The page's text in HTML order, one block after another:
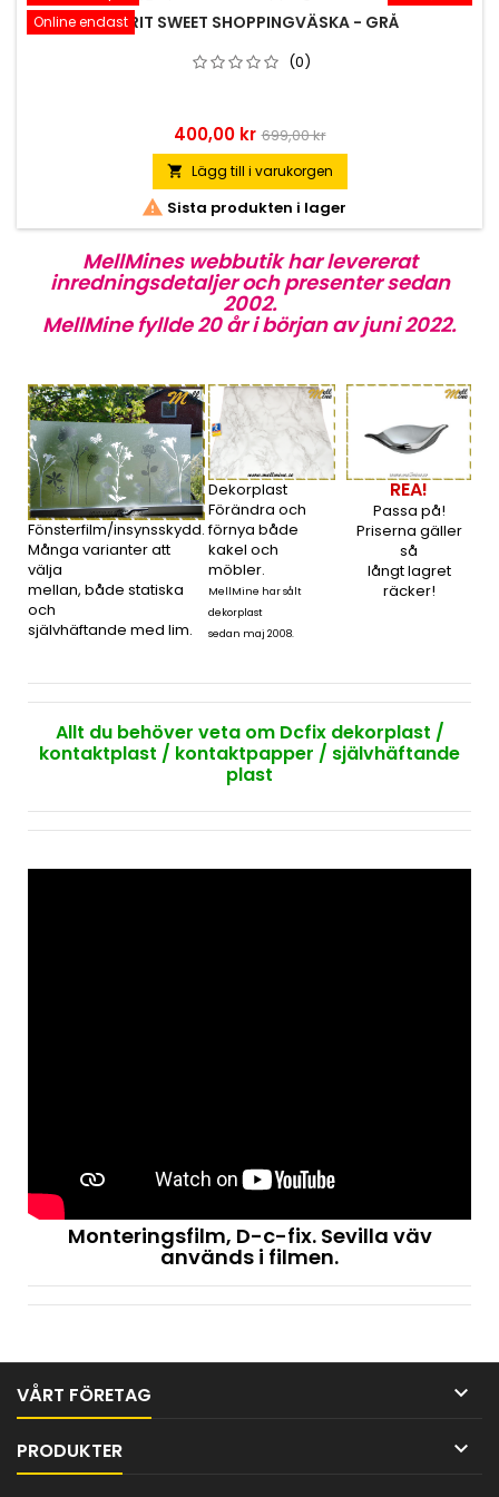
Online endastESPRIT SWEET SHOPPINGVÄSKA - GRÅ
(0)
Pris
400,00 kr Baspris
699,00 kr
 Lägg till i varukorgen
 Sista produkten i lager
MellMines webbutik har levererat
inredningsdetaljer och presenter sedan
2002.
MellMine fyllde 20 år i början av juni 2022.
Fönsterfilm/insynsskydd.
Många varianter att
välja
mellan, både statiska
och
självhäftande med lim.
Dekorplast
Förändra och
förnya både
kakel och
möbler.
MellMine har sålt
dekorplast
sedan maj 2008.
REA!
Passa på!
Priserna gäller
så
långt lagret
räcker!
Allt du behöver veta om Dcfix dekorplast /
kontaktplast / kontaktpapper / självhäftande
plast
Monteringsfilm, D-c-fix. Sevilla väv
används i filmen.
VÅRT FÖRETAG 
PRODUKTER 